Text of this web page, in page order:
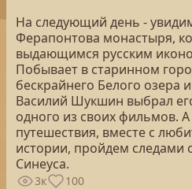
На следующий день -
Ферапонтова монастыря,
выдающимся русским
Побывает в старинном
бескрайнего Белого озера
Василий Шукшин выбрал
одного из своих фильмов.
путешествия, вместе с
истории, пройдем следами
Синеуса.
3к 100